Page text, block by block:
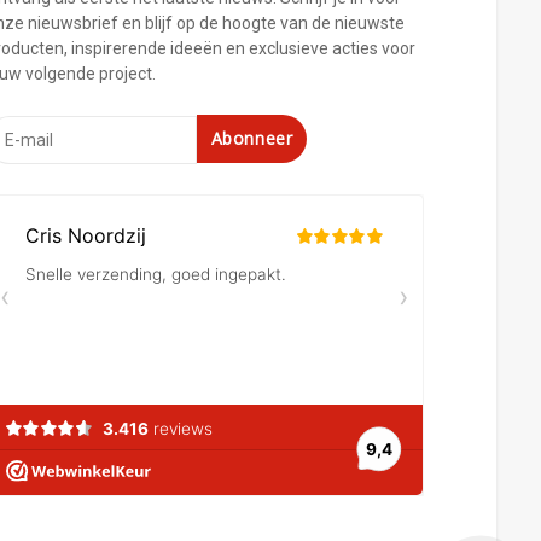
nieuwsbrief en blijf op de hoogte van de nieuwste
inspirerende ideeën en exclusieve acties voor
volgende project.
Abonneer